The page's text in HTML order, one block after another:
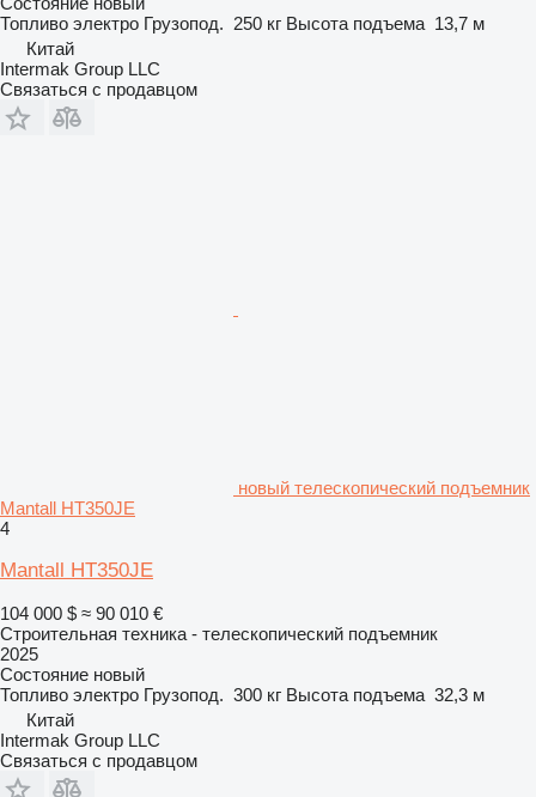
Топливо электро Грузопод. 250 кг Высота подъема 13,7 м
Китай
Intermak Group LLC
Связаться с продавцом
новый телескопический подъемник
Mantall HT350JE
4
Mantall HT350JE
104 000 $ ≈ 90 010 €
Строительная техника - телескопический подъемник
2025
Состояние новый
Топливо электро Грузопод. 300 кг Высота подъема 32,3 м
Китай
Intermak Group LLC
Связаться с продавцом